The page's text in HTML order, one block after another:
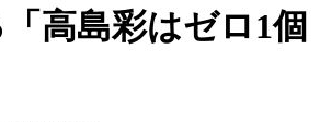
高島彩はゼロ1個